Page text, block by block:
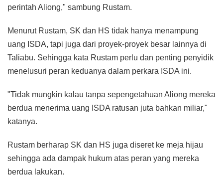
perintah Aliong," sambung Rustam.
Menurut Rustam, SK dan HS tidak hanya menampung
uang ISDA, tapi juga dari proyek-proyek besar lainnya di
Taliabu. Sehingga kata Rustam perlu dan penting penyidik
menelusuri peran keduanya dalam perkara ISDA ini.
"Tidak mungkin kalau tanpa sepengetahuan Aliong mereka
berdua menerima uang ISDA ratusan juta bahkan miliar,"
katanya.
Rustam berharap SK dan HS juga diseret ke meja hijau
sehingga ada dampak hukum atas peran yang mereka
berdua lakukan.